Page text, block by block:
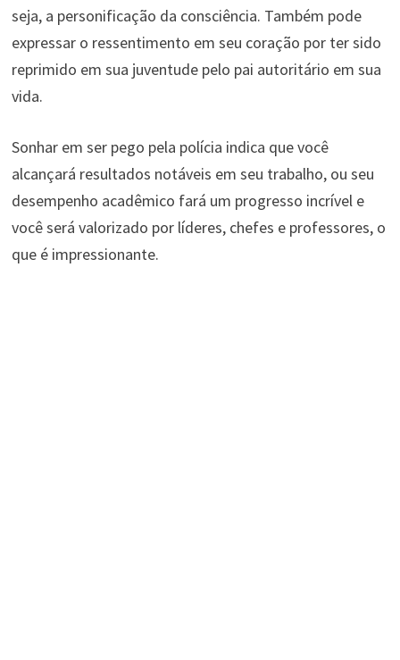
seja, a personificação da consciência. Também pode
expressar o ressentimento em seu coração por ter sido
reprimido em sua juventude pelo pai autoritário em sua
vida.
Sonhar em ser pego pela polícia indica que você
alcançará resultados notáveis ​​em seu trabalho, ou seu
desempenho acadêmico fará um progresso incrível e
você será valorizado por líderes, chefes e professores, o
que é impressionante.